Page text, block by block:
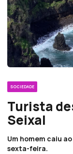
SOCIEDADE
Turista
Seixal
Um homem caiu
sexta-feira.